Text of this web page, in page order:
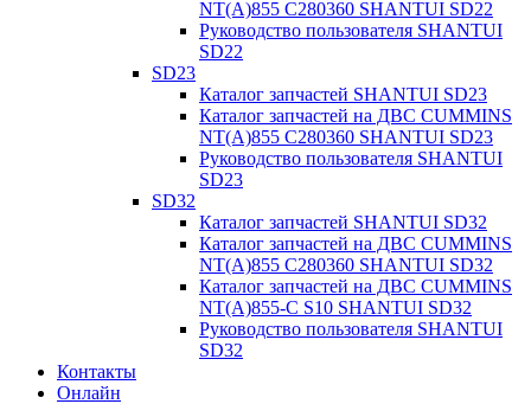
NT(A)855 C280360 SHANTUI SD22
Руководство пользователя SHANTUI
SD22
SD23
Каталог запчастей SHANTUI SD23
Каталог запчастей на ДВС CUMMINS
NT(A)855 C280360 SHANTUI SD23
Руководство пользователя SHANTUI
SD23
SD32
Каталог запчастей SHANTUI SD32
Каталог запчастей на ДВС CUMMINS
NT(A)855 C280360 SHANTUI SD32
Каталог запчастей на ДВС CUMMINS
NT(A)855-C S10 SHANTUI SD32
Руководство пользователя SHANTUI
SD32
Контакты
Онлайн